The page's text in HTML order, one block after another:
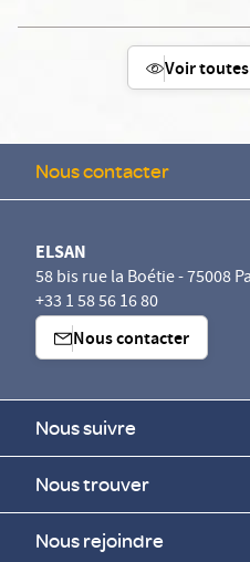
Voir
Nous contacter
ELSAN
58 bis rue la Boétie - 75008
+33 1 58 56 16 80
Nous contacter
Nous suivre
Nous trouver
Nous rejoindre